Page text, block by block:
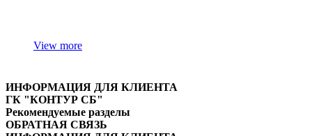
View more
ИНФОРМАЦИЯ ДЛЯ КЛИЕНТА
ГК "КОНТУР СБ"
Рекомендуемые разделы
ОБРАТНАЯ СВЯЗЬ